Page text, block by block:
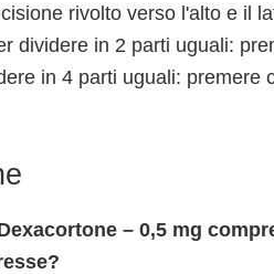
rivolto verso l'alto e il
dividere in 2 parti uguali:
in 4 parti uguali: premere
– 0,5 mg